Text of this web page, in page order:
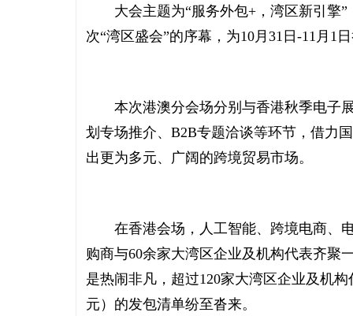
大会主题为“服务外包+，湾区新引擎”
次“湾区盛会”的序幕，为10月31日-11月1
本次港澳分会场分别与香港秋季电子展
划专场推介、B2B专题洽谈等环节，借力
出更为多元、广阔的跨境贸易市场。
在香港会场，人工智能、跨境电商、电
购商与60余家大湾区企业及机构代表齐聚
是热闹非凡，超过120家大湾区企业及机
元）的发包清单纷至沓来。